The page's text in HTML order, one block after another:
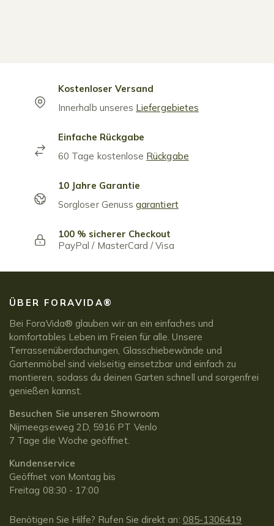
Kostenloser Versand
Innerhalb unseres Liefergebietes
Einfache Rückgabe
60 Tage kostenlose Rückgabe
10 Jahre Garantie
Sorgloser Genussgarantiert
100 % sicherer Checkout
PayPal / MasterCard / Visa
ÜBER FORAVIDA®
Bei ForaVida® glauben wir an ein einfaches und
komfortables Leben im Freien für alle. Unsere
Terrassenüberdachungen, Glasschiebewände und
Gartenmöbel sind vielseitig einsetzbar und einfach zu
montieren, sodass du deinen Garten schnell und sorgenfrei
genießen kannst.
Besuchen Sie unseren Showroom
Nijmeegseweg 2D, 5916 PT Venlo
7 Tage die Woche geöffnet.
Kundenservice
Geöffnet von Montag bis
Freitag 08:30 - 17:00
Benötigen Sie Hilfe? Rufen Sie direkt an: 085-1306419